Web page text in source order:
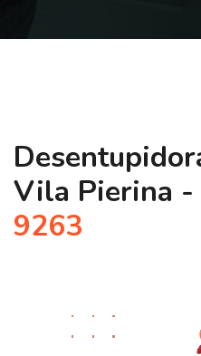
Vila Pierina -
9263